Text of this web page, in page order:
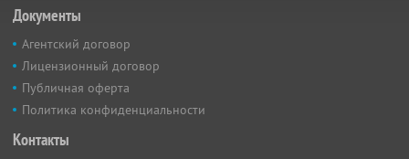
Документы
Агентский договор
Лицензионный договор
Публичная оферта
Политика конфиденциальности
Контакты